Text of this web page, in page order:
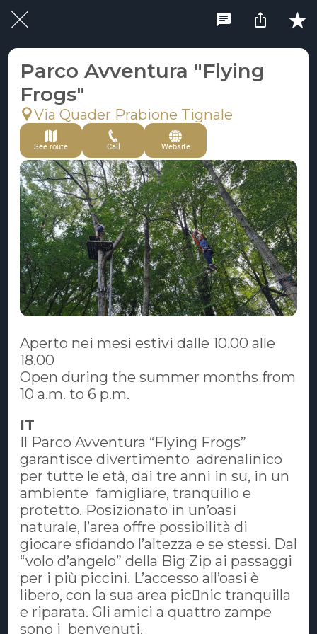
Parco Avventura "Flying
Frogs"
Via Quader Prabione Tignale
See route Call Website
Aperto nei mesi estivi dalle 10.00 alle
18.00
Open during the summer months from
10 a.m. to 6 p.m.
IT
Il Parco Avventura “Flying Frogs”
garantisce divertimento adrenalinico
per tutte le età, dai tre anni in su, in un
ambiente famigliare, tranquillo e
protetto. Posizionato in un’oasi
naturale, l’area offre possibilità di
giocare sfidando l’altezza e se stessi. Dal
“volo d’angelo” della Big Zip ai passaggi
per i più piccini. L’accesso all’oasi è
libero, con la sua area pic￾nic tranquilla
e riparata. Gli amici a quattro zampe
sono i benvenuti.